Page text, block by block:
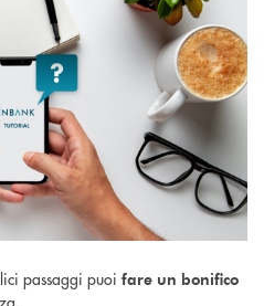
passaggi puoi fare un bonifico